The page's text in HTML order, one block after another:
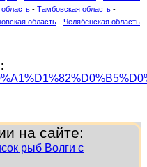
- Тамбовская область -
область - Челябенская область
на сайте:
рыб Волги с